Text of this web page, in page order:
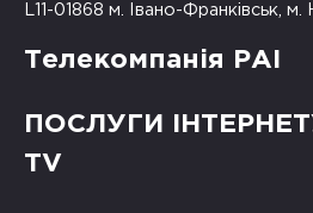
L11-01868 м. Івано-Франківськ, м.
Телекомпанія РАІ
ПОСЛУГИ
TV